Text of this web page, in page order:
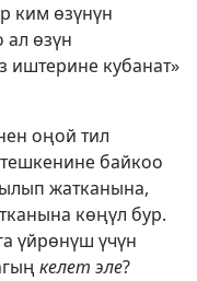
ким өзүнүн
өзүн
иштерине кубанат»
оңой тил
байкоо
жатканына,
көңүл бур.
үйрөнүш үчүн
келет эле?